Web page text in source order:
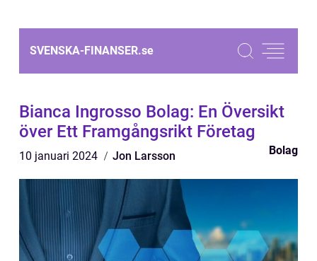
SVENSKA-FINANSER.se
Bianca Ingrosso Bolag: En Översikt
över Ett Framgångsrikt Företag
10 januari 2024 Jon Larsson Bolag